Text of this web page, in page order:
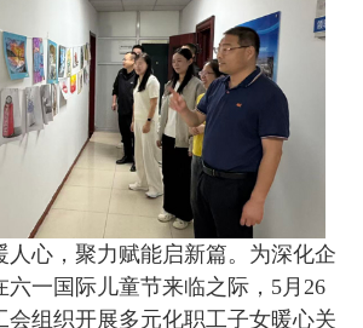
心，聚力赋能启新篇。为深化企
六一国际儿童节来临之际，5月26
会组织开展多元化职工子女暖心关